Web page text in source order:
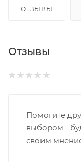
ОТЗЫВЫ
Отзывы
Помогите
выбором -
своим